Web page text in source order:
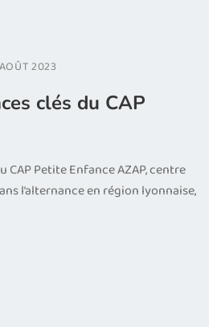
2023
clés du CAP
CAP Petite Enfance AZAP, centre
l’alternance en région lyonnaise,